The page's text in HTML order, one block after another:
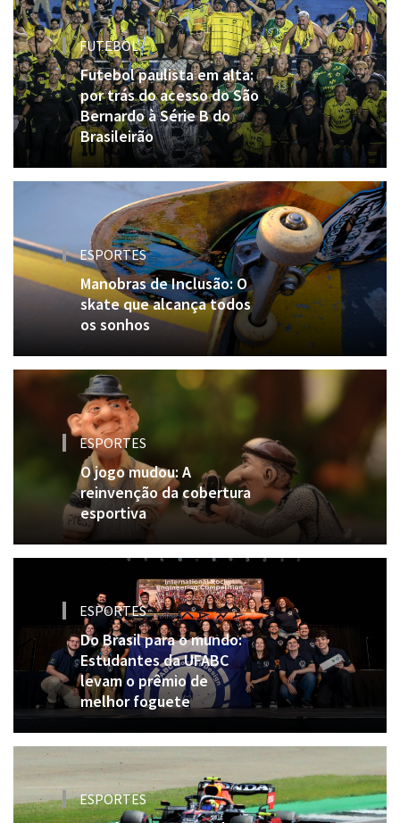
FUTEBOL
Futebol paulista em alta:
por trás do acesso do São
Bernardo à Série B do
Brasileirão
ESPORTES
Manobras de Inclusão: O
skate que alcança todos
os sonhos
ESPORTES
O jogo mudou: A
reinvenção da cobertura
esportiva
ESPORTES
Do Brasil para o mundo:
Estudantes da UFABC
levam o prêmio de
melhor foguete
ESPORTES